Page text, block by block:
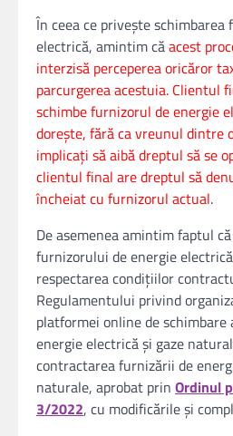
În ceea ce privește
electrică, amintim căacest
interzisă perceperea oricăror
parcurgerea acestuia. Clientul
schimbe furnizorul de energie
doreşte, fără ca vreunul dintre
implicaţi să aibă dreptul să se
clientul final are dreptul să
încheiat cu furnizorul actual.
De asemenea amintim faptul
furnizorului de energie
respectarea condiţiilor
Regulamentului privind
platformei online de
energie electrică şi gaze
contractarea furnizării de
naturale, aprobat prin Ordinul
3/2022, cu modificările şi